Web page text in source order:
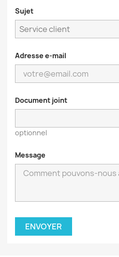
Sujet
Adresse e-mail
Document joint
optionnel
Message